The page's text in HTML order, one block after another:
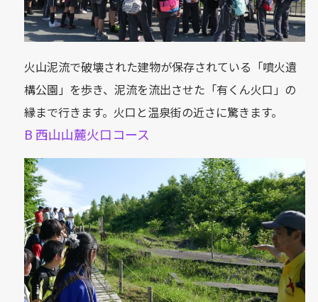
火山泥流で破壊された建物が保存されている「噴火遺
構公園」を歩き、泥流を流出させた「有くん火口」の
縁まで行きます。火口と温泉街の近さに驚きます。
B 西山山麓火口コース